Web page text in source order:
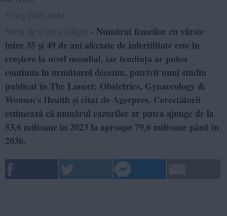
- Numărul femeilor cu vârste
între 35 și 49 de ani afectate de infertilitate este în
creștere la nivel mondial, iar tendința ar putea
continua în următorul deceniu, potrivit unui studiu
publicat în The Lancet: Obstetrics, Gynaecology &
Women's Health și citat de Agerpres. Cercetătorii
estimează că numărul cazurilor ar putea ajunge de la
53,6 milioane în 2023 la aproape 79,6 milioane până în
2036.